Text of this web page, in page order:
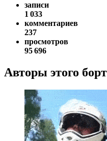
записи
1 033
комментариев
237
просмотров
95 696
Авторы этого